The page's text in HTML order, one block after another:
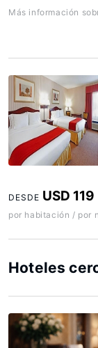
Más información
DESDE USD 119
por habitación / por
Hoteles